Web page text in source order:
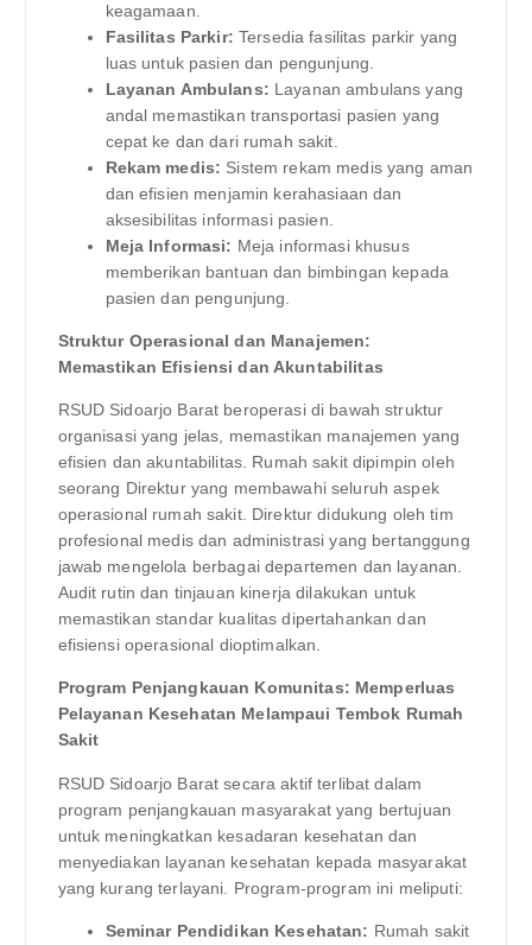
keagamaan.
Fasilitas Parkir: Tersedia fasilitas parkir yang
luas untuk pasien dan pengunjung.
Layanan Ambulans: Layanan ambulans yang
andal memastikan transportasi pasien yang
cepat ke dan dari rumah sakit.
Rekam medis: Sistem rekam medis yang aman
dan efisien menjamin kerahasiaan dan
aksesibilitas informasi pasien.
Meja Informasi: Meja informasi khusus
memberikan bantuan dan bimbingan kepada
pasien dan pengunjung.
Struktur Operasional dan Manajemen:
Memastikan Efisiensi dan Akuntabilitas
RSUD Sidoarjo Barat beroperasi di bawah struktur
organisasi yang jelas, memastikan manajemen yang
efisien dan akuntabilitas. Rumah sakit dipimpin oleh
seorang Direktur yang membawahi seluruh aspek
operasional rumah sakit. Direktur didukung oleh tim
profesional medis dan administrasi yang bertanggung
jawab mengelola berbagai departemen dan layanan.
Audit rutin dan tinjauan kinerja dilakukan untuk
memastikan standar kualitas dipertahankan dan
efisiensi operasional dioptimalkan.
Program Penjangkauan Komunitas: Memperluas
Pelayanan Kesehatan Melampaui Tembok Rumah
Sakit
RSUD Sidoarjo Barat secara aktif terlibat dalam
program penjangkauan masyarakat yang bertujuan
untuk meningkatkan kesadaran kesehatan dan
menyediakan layanan kesehatan kepada masyarakat
yang kurang terlayani. Program-program ini meliputi:
Seminar Pendidikan Kesehatan: Rumah sakit